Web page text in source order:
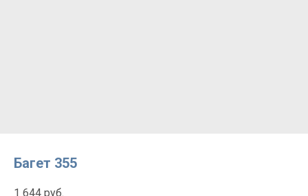
Багет 355
1 644 руб.